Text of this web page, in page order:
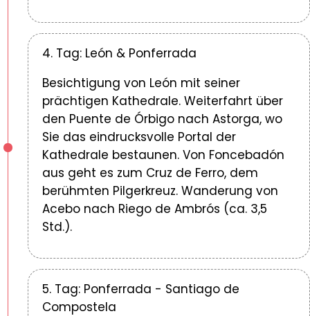
4. Tag: León & Ponferrada
Besichtigung von León mit seiner
prächtigen Kathedrale. Weiterfahrt über
den Puente de Órbigo nach Astorga, wo
Sie das eindrucksvolle Portal der
Kathedrale bestaunen. Von Foncebadón
aus geht es zum Cruz de Ferro, dem
berühmten Pilgerkreuz. Wanderung von
Acebo nach Riego de Ambrós (ca. 3,5
Std.).
5. Tag: Ponferrada - Santiago de
Compostela